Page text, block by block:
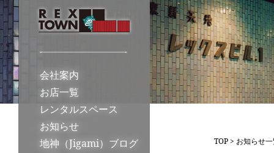
会社案内
お店一覧
レンタルスペース
お知らせ
地神（Jigami）ブログ
TOP> お知らせ